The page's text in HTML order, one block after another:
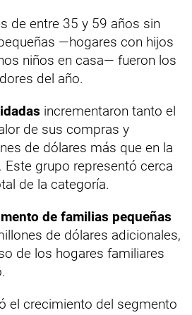
de entre 35 y 59 años sin
—hogares con hijos
niños en casa— fueron los
del año.
incrementaron tanto el
de sus compras y
de dólares más que en la
grupo representó cerca
de la categoría.
de familias pequeñas
de dólares adicionales,
de los hogares familiares
el crecimiento del segmento